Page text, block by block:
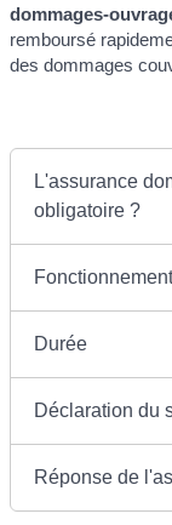
dommages-
remboursé
des dommages
L'assurance
obligatoire ?
Durée
Déclaration du
Réponse de